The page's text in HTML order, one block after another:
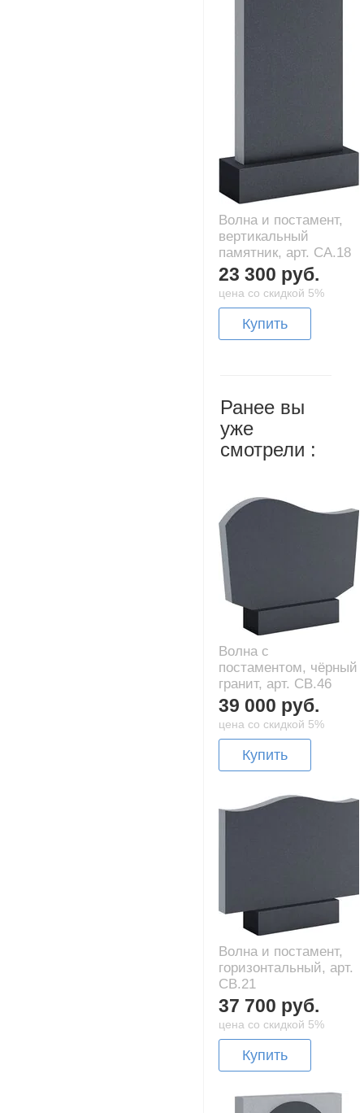
Волна и постамент,
вертикальный
памятник, арт. CA.18
23 300 руб.
цена со скидкой 5%
Купить
Ранее вы
уже
смотрели :
Волна с
постаментом, чёрный
гранит, арт. CB.46
39 000 руб.
цена со скидкой 5%
Купить
Волна и постамент,
горизонтальный, арт.
CB.21
37 700 руб.
цена со скидкой 5%
Купить